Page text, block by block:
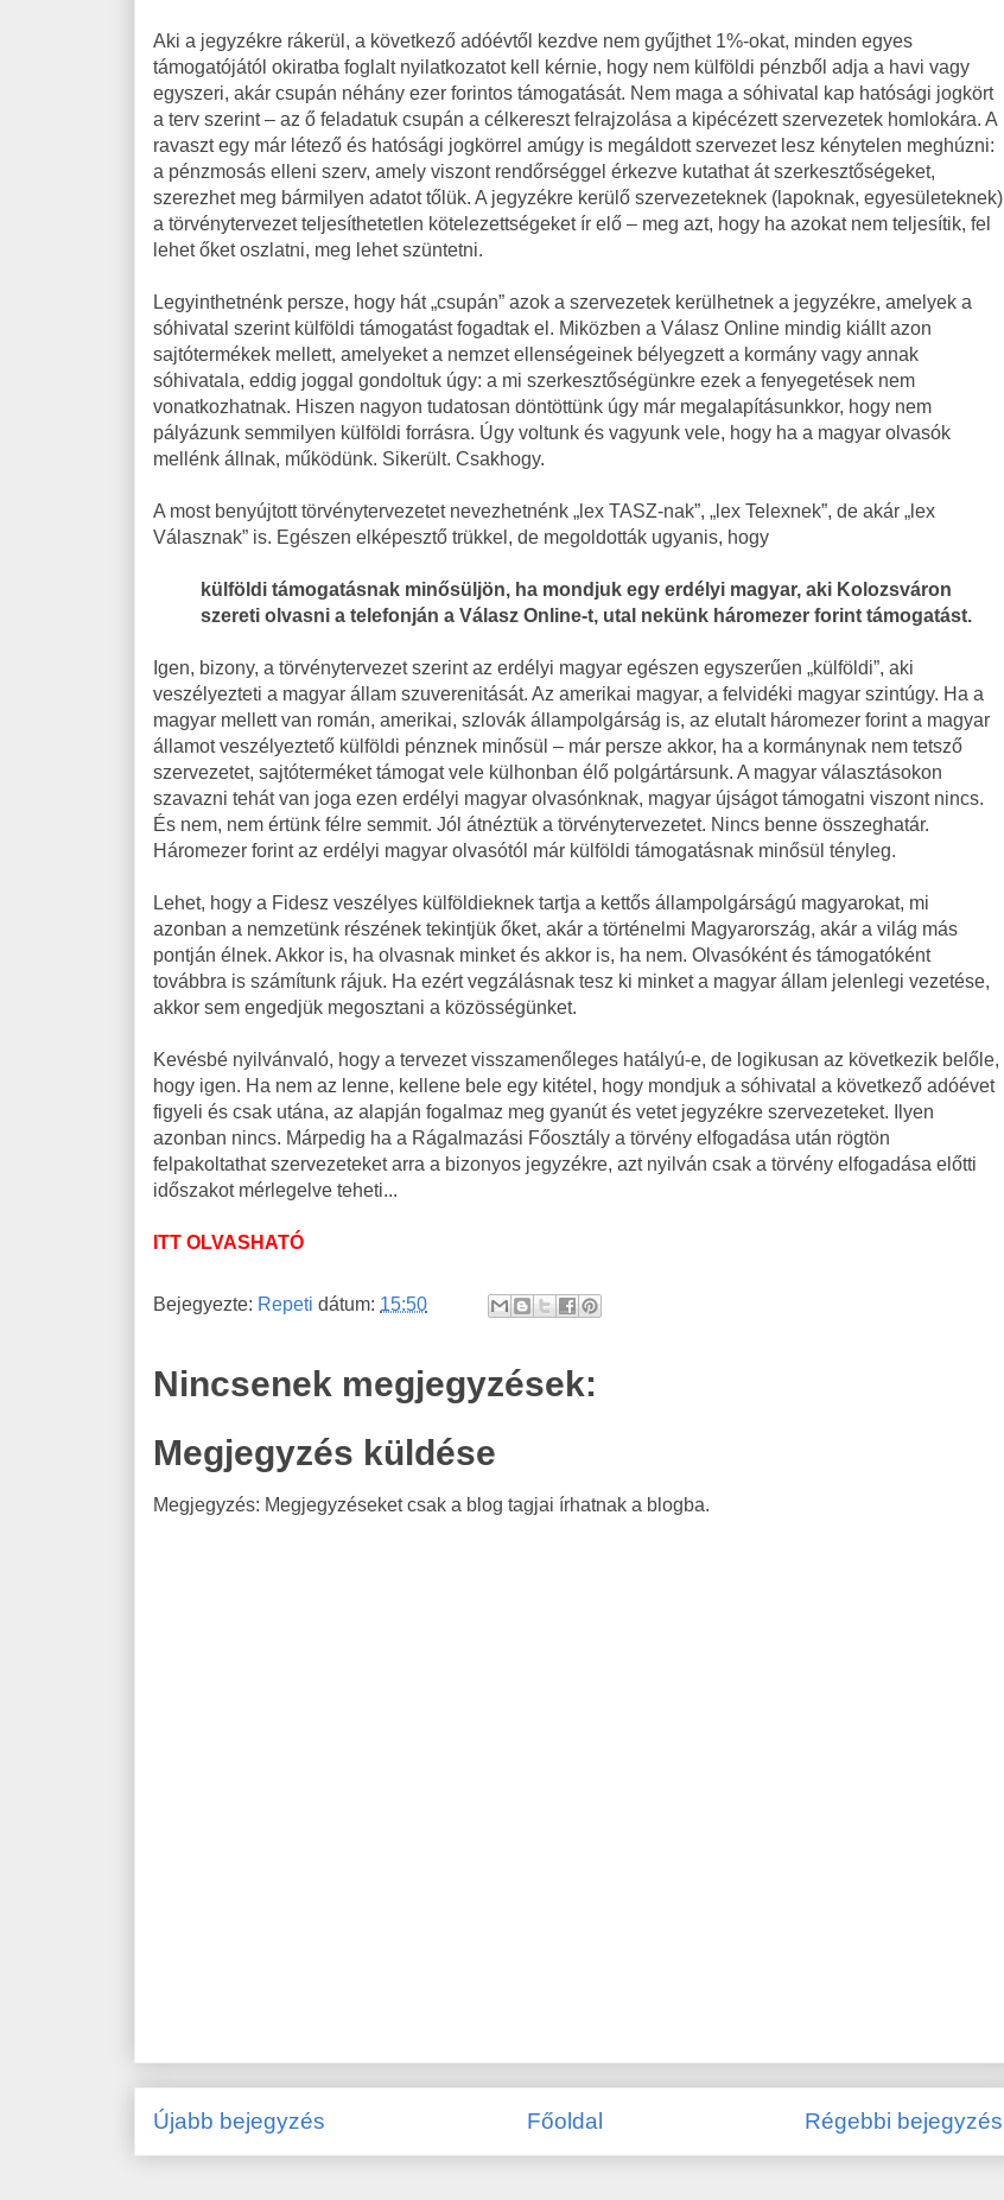
Aki a jegyzékre rákerül, a következő adóévtől kezdve nem gyűjthet 1%-okat, minden egyes
támogatójától okiratba foglalt nyilatkozatot kell kérnie, hogy nem külföldi pénzből adja a havi vagy
egyszeri, akár csupán néhány ezer forintos támogatását. Nem maga a sóhivatal kap hatósági jogkört
a terv szerint – az ő feladatuk csupán a célkereszt felrajzolása a kipécézett szervezetek homlokára. A
ravaszt egy már létező és hatósági jogkörrel amúgy is megáldott szervezet lesz kénytelen meghúzni:
a pénzmosás elleni szerv, amely viszont rendőrséggel érkezve kutathat át szerkesztőségeket,
szerezhet meg bármilyen adatot tőlük. A jegyzékre kerülő szervezeteknek (lapoknak, egyesületeknek)
a törvénytervezet teljesíthetetlen kötelezettségeket ír elő – meg azt, hogy ha azokat nem teljesítik, fel
lehet őket oszlatni, meg lehet szüntetni.
Legyinthetnénk persze, hogy hát „csupán” azok a szervezetek kerülhetnek a jegyzékre, amelyek a
sóhivatal szerint külföldi támogatást fogadtak el. Miközben a Válasz Online mindig kiállt azon
sajtótermékek mellett, amelyeket a nemzet ellenségeinek bélyegzett a kormány vagy annak
sóhivatala, eddig joggal gondoltuk úgy: a mi szerkesztőségünkre ezek a fenyegetések nem
vonatkozhatnak. Hiszen nagyon tudatosan döntöttünk úgy már megalapításunkkor, hogy nem
pályázunk semmilyen külföldi forrásra. Úgy voltunk és vagyunk vele, hogy ha a magyar olvasók
mellénk állnak, működünk. Sikerült. Csakhogy.
A most benyújtott törvénytervezetet nevezhetnénk „lex TASZ-nak”, „lex Telexnek”, de akár „lex
Válasznak” is. Egészen elképesztő trükkel, de megoldották ugyanis, hogy
külföldi támogatásnak minősüljön, ha mondjuk egy erdélyi magyar, aki Kolozsváron
szereti olvasni a telefonján a Válasz Online-t, utal nekünk háromezer forint támogatást.
Igen, bizony, a törvénytervezet szerint az erdélyi magyar egészen egyszerűen „külföldi”, aki
veszélyezteti a magyar állam szuverenitását. Az amerikai magyar, a felvidéki magyar szintúgy. Ha a
magyar mellett van román, amerikai, szlovák állampolgárság is, az elutalt háromezer forint a magyar
államot veszélyeztető külföldi pénznek minősül – már persze akkor, ha a kormánynak nem tetsző
szervezetet, sajtóterméket támogat vele külhonban élő polgártársunk. A magyar választásokon
szavazni tehát van joga ezen erdélyi magyar olvasónknak, magyar újságot támogatni viszont nincs.
És nem, nem értünk félre semmit. Jól átnéztük a törvénytervezetet. Nincs benne összeghatár.
Háromezer forint az erdélyi magyar olvasótól már külföldi támogatásnak minősül tényleg.
Lehet, hogy a Fidesz veszélyes külföldieknek tartja a kettős állampolgárságú magyarokat, mi
azonban a nemzetünk részének tekintjük őket, akár a történelmi Magyarország, akár a világ más
pontján élnek. Akkor is, ha olvasnak minket és akkor is, ha nem. Olvasóként és támogatóként
továbbra is számítunk rájuk. Ha ezért vegzálásnak tesz ki minket a magyar állam jelenlegi vezetése,
akkor sem engedjük megosztani a közösségünket.
Kevésbé nyilvánvaló, hogy a tervezet visszamenőleges hatályú-e, de logikusan az következik belőle,
hogy igen. Ha nem az lenne, kellene bele egy kitétel, hogy mondjuk a sóhivatal a következő adóévet
figyeli és csak utána, az alapján fogalmaz meg gyanút és vetet jegyzékre szervezeteket. Ilyen
azonban nincs. Márpedig ha a Rágalmazási Főosztály a törvény elfogadása után rögtön
felpakoltathat szervezeteket arra a bizonyos jegyzékre, azt nyilván csak a törvény elfogadása előtti
időszakot mérlegelve teheti...
ITT OLVASHATÓ
Bejegyezte: Repeti dátum: 15:50
Nincsenek megjegyzések:
Megjegyzés küldése
Megjegyzés: Megjegyzéseket csak a blog tagjai írhatnak a blogba.
Újabb bejegyzés Régebbi bejegyzés
Főoldal